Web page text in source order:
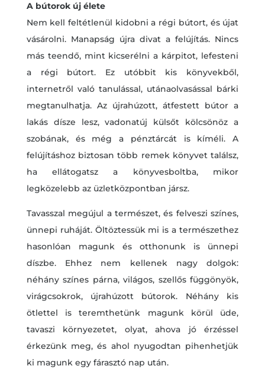
A bútorok új élete
Nem kell feltétlenül kidobni a régi bútort, és újat
vásárolni. Manapság újra divat a felújítás. Nincs
más teendő, mint kicserélni a kárpitot, lefesteni
a régi bútort. Ez utóbbit kis könyvekből,
internetről való tanulással, utánaolvasással bárki
megtanulhatja. Az újrahúzott, átfestett bútor a
lakás dísze lesz, vadonatúj külsőt kölcsönöz a
szobának, és még a pénztárcát is kíméli. A
felújításhoz biztosan több remek könyvet találsz,
ha ellátogatsz a könyvesboltba, mikor
legközelebb az üzletközpontban jársz.
Tavasszal megújul a természet, és felveszi színes,
ünnepi ruháját. Öltöztessük mi is a természethez
hasonlóan magunk és otthonunk is ünnepi
díszbe. Ehhez nem kellenek nagy dolgok:
néhány színes párna, világos, szellős függönyök,
virágcsokrok, újrahúzott bútorok. Néhány kis
ötlettel is teremthetünk magunk körül üde,
tavaszi környezetet, olyat, ahova jó érzéssel
érkezünk meg, és ahol nyugodtan pihenhetjük
ki magunk egy fárasztó nap után.